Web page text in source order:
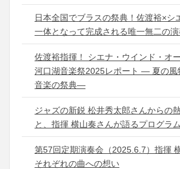
日本全国でブラスの祭典！佐渡裕×
一体となって完成される唯一無二の演
佐渡裕指揮！ シエナ・ウインド・オ
河口湖音楽祭2025レポート ― 夏の風
音楽の祭典―
ジャズの新鋭 松井秀太郎さんからの
と、指揮 横山奏さんが語るプログラ
第57回定期演奏会（2025.6.7）指揮
それぞれの曲への想い